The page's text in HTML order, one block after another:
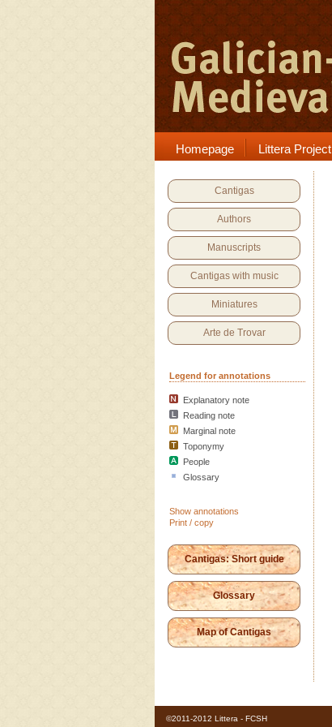
Homepage Littera Project
Cantigas
Authors
Manuscripts
Cantigas with music
Miniatures
Arte de Trovar
Legend for annotations
Explanatory note
Reading note
Marginal note
Toponymy
People
Glossary
Show annotations
Print / copy
Cantigas: Short guide
Glossary
Map of Cantigas
©2011-2012 Littera - FCSH